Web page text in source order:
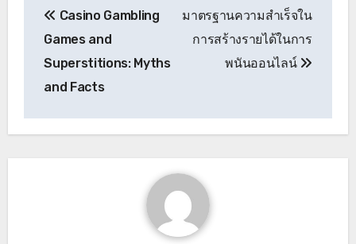
navigation
Casino Gambling
Games and
Superstitions: Myths
and Facts
มาตรฐานความสำเร็จใน
การสร้างรายได้ในการ
พนันออนไลน์